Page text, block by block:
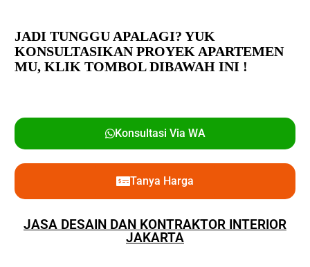
JADI TUNGGU APALAGI? YUK
KONSULTASIKAN PROYEK APARTEMEN
MU,KLIK TOMBOL DIBAWAH INI !
Konsultasi Via WA
Tanya Harga
JASA DESAIN DAN KONTRAKTOR INTERIOR
JAKARTA